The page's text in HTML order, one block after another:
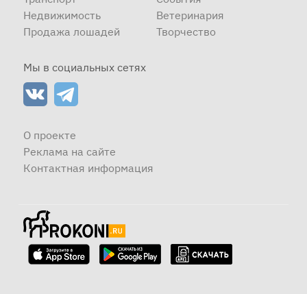
Недвижимость
Продажа лошадей
Ветеринария
Творчество
Мы в социальных сетях
О проекте
Реклама на сайте
Контактная информация